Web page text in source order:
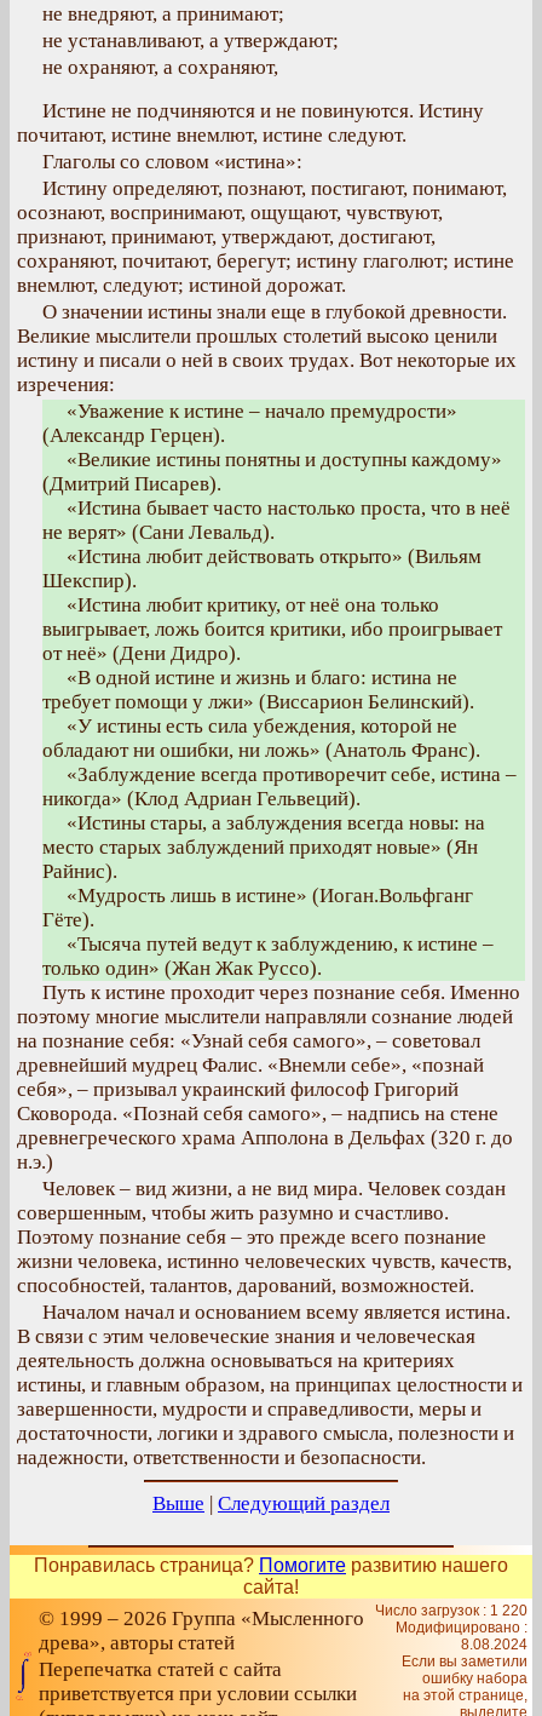
не внедряют, а принимают;
не устанавливают, а утверждают;
не охраняют, а сохраняют,
Истине не подчиняются и не повинуются. Истину
почитают, истине внемлют, истине следуют.
Глаголы со словом «истина»:
Истину определяют, познают, постигают, понимают,
осознают, воспринимают, ощущают, чувствуют,
признают, принимают, утверждают, достигают,
сохраняют, почитают, берегут; истину глаголют; истине
внемлют, следуют; истиной дорожат.
О значении истины знали еще в глубокой древности.
Великие мыслители прошлых столетий высоко ценили
истину и писали о ней в своих трудах. Вот некоторые их
изречения:
«Уважение к истине – начало премудрости»
(Александр Герцен).
«Великие истины понятны и доступны каждому»
(Дмитрий Писарев).
«Истина бывает часто настолько проста, что в неё
не верят» (Сани Левальд).
«Истина любит действовать открыто» (Вильям
Шекспир).
«Истина любит критику, от неё она только
выигрывает, ложь боится критики, ибо проигрывает
от неё» (Дени Дидро).
«В одной истине и жизнь и благо: истина не
требует помощи у лжи» (Виссарион Белинский).
«У истины есть сила убеждения, которой не
обладают ни ошибки, ни ложь» (Анатоль Франс).
«Заблуждение всегда противоречит себе, истина –
никогда» (Клод Адриан Гельвеций).
«Истины стары, а заблуждения всегда новы: на
место старых заблуждений приходят новые» (Ян
Райнис).
«Мудрость лишь в истине» (Иоган.Вольфганг
Гёте).
«Тысяча путей ведут к заблуждению, к истине –
только один» (Жан Жак Руссо).
Путь к истине проходит через познание себя. Именно
поэтому многие мыслители направляли сознание людей
на познание себя: «Узнай себя самого», – советовал
древнейший мудрец Фалис. «Внемли себе», «познай
себя», – призывал украинский философ Григорий
Сковорода. «Познай себя самого», – надпись на стене
древнегреческого храма Апполона в Дельфах (320 г. до
н.э.)
Человек – вид жизни, а не вид мира. Человек создан
совершенным, чтобы жить разумно и счастливо.
Поэтому познание себя – это прежде всего познание
жизни человека, истинно человеческих чувств, качеств,
способностей, талантов, дарований, возможностей.
Началом начал и основанием всему является истина.
В связи с этим человеческие знания и человеческая
деятельность должна основываться на критериях
истины, и главным образом, на принципах целостности и
завершенности, мудрости и справедливости, меры и
достаточности, логики и здравого смысла, полезности и
надежности, ответственности и безопасности.
Выше | Следующий раздел
Понравилась страница? Помогите развитию нашего
сайта!
© 1999 – 2026 Группа «Мысленного
древа», авторы статей
Перепечатка статей с сайта
приветствуется при условии ссылки
Число загрузок : 1 220
Модифицировано :
8.08.2024
Если вы заметили
ошибку набора
на этой странице,
выделите